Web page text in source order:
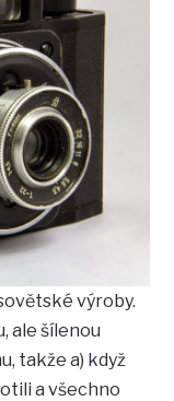
výroby.
ale šílenou
takže a) když
a všechno